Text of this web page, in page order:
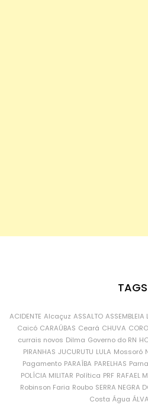
TAGS
ACIDENTE Alcaçuz ASSALTO ASSEMBLEIA
Caicó CARAÚBAS Ceará CHUVA
currais novos Dilma Governo do RN
PIRANHAS JUCURUTU LULA Mossoró
Pagamento PARAÍBA PARELHAS
POLÍCIA MILITAR Política PRF RAFAEL
Robinson Faria Roubo SERRA NEGRA
Costa Água